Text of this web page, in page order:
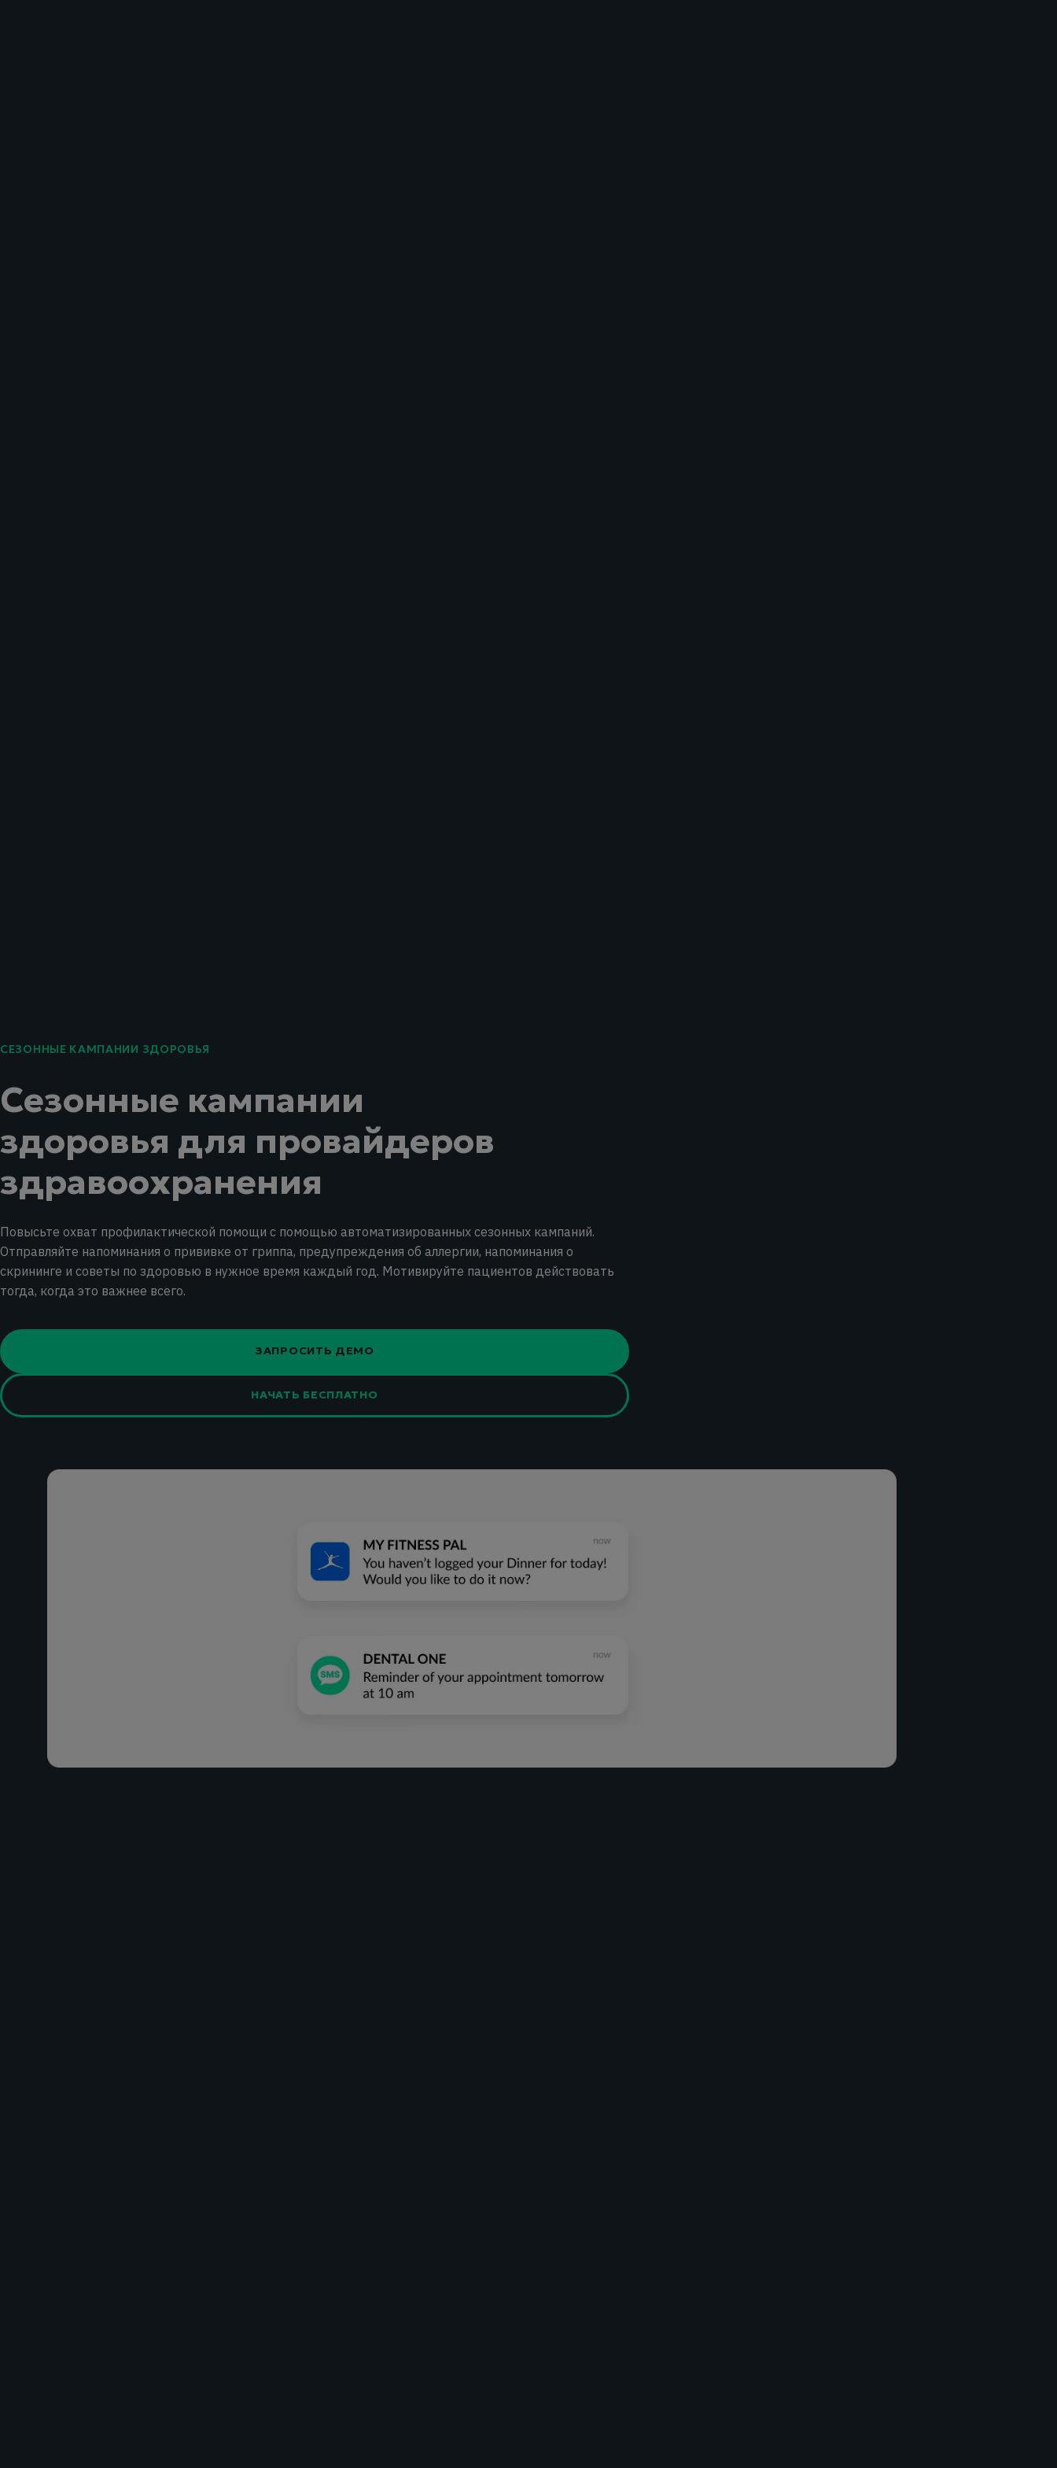
СЕЗОННЫЕ КАМПАНИИ ЗДОРОВЬЯ
Сезонные кампании
здоровья для провайдеров
здравоохранения
Повысьте охват профилактической помощи с помощью автоматизированных сезонных кампаний.
Отправляйте напоминания о прививке от гриппа, предупреждения об аллергии, напоминания о
скрининге и советы по здоровью в нужное время каждый год. Мотивируйте пациентов действовать
тогда, когда это важнее всего.
ЗАПРОСИТЬ ДЕМО
НАЧАТЬ БЕСПЛАТНО